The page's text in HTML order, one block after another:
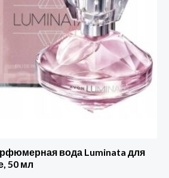
вода Luminata для
50 мл